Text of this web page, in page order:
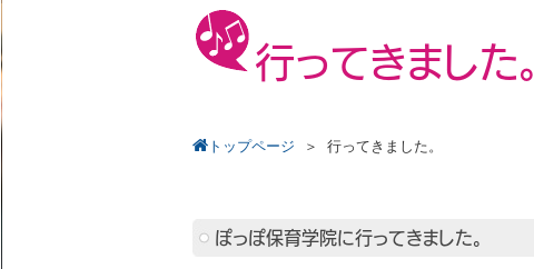
行ってきました。
トップページ ＞ 行ってきました。
ぽっぽ保育学院に行ってきました。